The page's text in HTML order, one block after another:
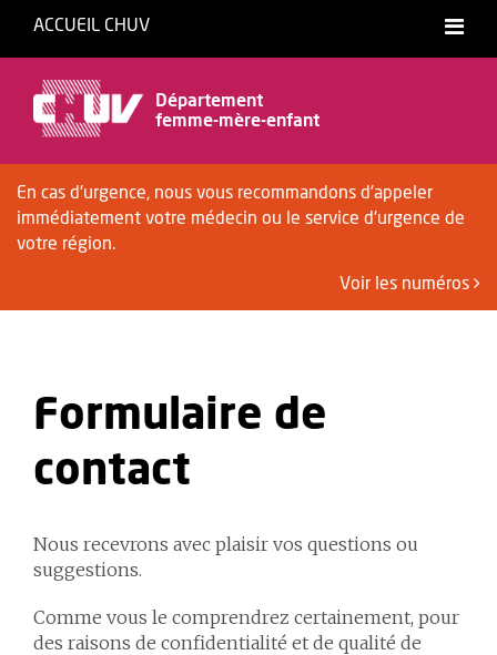
ACCUEIL CHUV
Département
femme-mère-enfant
En cas d'urgence, nous vous recommandons d'appeler
immédiatement votre médecin ou le service d'urgence de
votre région.
Voir les numéros
Formulaire de
contact
Nous recevrons avec plaisir vos questions ou
suggestions.
Comme vous le comprendrez certainement, pour
des raisons de confidentialité et de qualité de